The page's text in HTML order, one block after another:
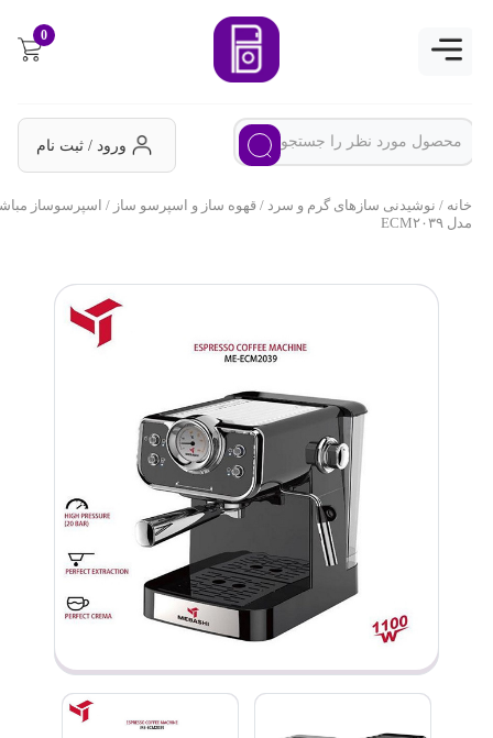
ورود / ثبت نام
خانه/نوشیدنی سازهای گرم و سرد/ قهوه ساز و اسپرسو ساز/ اسپرسوساز مباشی
مدل ECM۲۰۳۹